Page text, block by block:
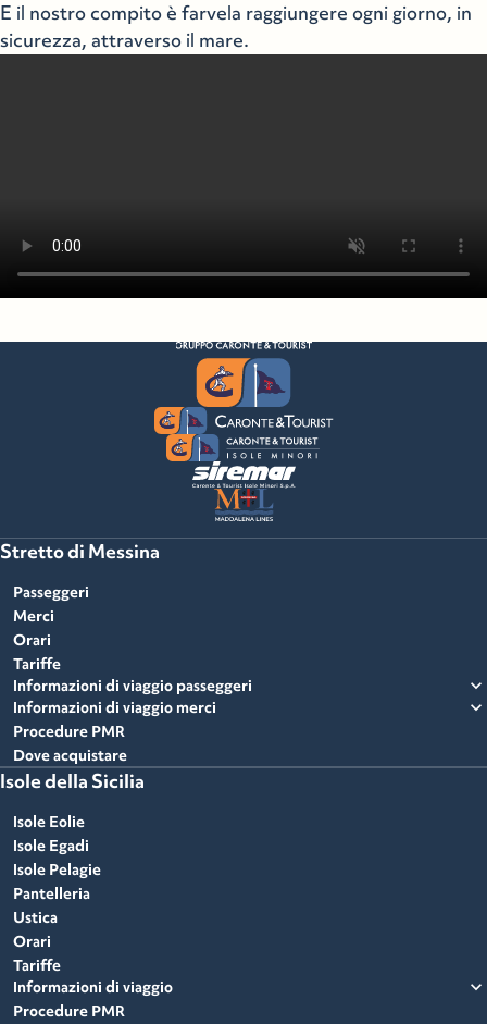
E il nostro compito è farvela raggiungere ogni giorno, in
sicurezza, attraverso il mare.
Stretto di Messina
Passeggeri
Merci
Orari
Tariffe
Informazioni di viaggio passeggeri
expand_more
Informazioni di viaggio merci expand_more
Procedure PMR
Dove acquistare
Isole della Sicilia
Isole Eolie
Isole Egadi
Isole Pelagie
Pantelleria
Ustica
Orari
Tariffe
Informazioni di viaggio
expand_more
Procedure PMR